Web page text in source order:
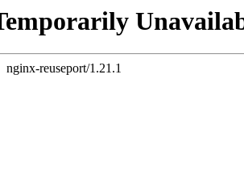
nginx-reuseport/1.21.1